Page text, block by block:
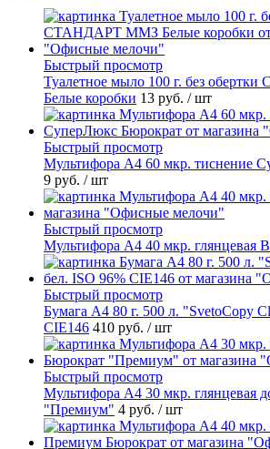
Быстрый просмотр
Туалетное мыло 100 г. без
Белые коробки 13 руб. / шт
Быстрый просмотр
Мультифора А4 60 мкр. тиснение
9 руб. / шт
Быстрый просмотр
Мультифора А4 40 мкр. глянцевая
Быстрый просмотр
Бумага А4 80 г. 500 л. "SvetoCopy
CIE146 410 руб. / шт
Быстрый просмотр
Мультифора А4 30 мкр. глянцевая
"Премиум" 4 руб. / шт